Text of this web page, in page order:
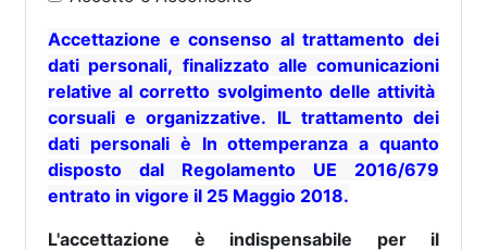
Accettazione e consenso al trattamento dei
dati personali, finalizzato alle comunicazioni
relative al corretto svolgimento delle attività
corsuali e organizzative. IL trattamento dei
dati personali è In ottemperanza a quanto
disposto dal Regolamento UE 2016/679
entrato in vigore il 25 Maggio 2018.
L'accettazione è indispensabile per il